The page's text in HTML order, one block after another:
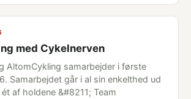
med Cykelnerven
AltomCykling samarbejder i første
Samarbejdet går i al sin enkelthed ud
af holdene &#8211; Team